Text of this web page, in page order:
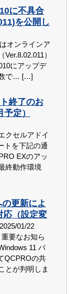
格改定のお知ら
じめ様々な原材
伴う様々な環境
はございます
売価格 […]
11 対応状況
時点）
愛顧いただき誠
ます。 現時点
」対応状況は下
況について
社より
リースされ、
。 現時点
デートでPCト
Ver.5.06.000が
ーVer.5のサポ
が入手できま
ご利用いただ
デートでQC
が入手でき
ート会員のQC
）が入
デート […]
デートでQC
が入手できま
ート会員様は
の最新版
注1)オンライン
り提案＆実機
3/18）ご来場
水)開催の「京
では、 弊社展
がとうござい
体感会 in 福井
場御礼
「作業負荷軽
、 弊社展示ブ
うございまし
リューション
来場御礼
「測定・計測
竜王」では、 弊
ありがとうご
ビデント超音
に対応しま
232C対応トラ
がエビデント
650」に
232C対応ト
RS、TXG-
機種の測定器に
ンスミッタ
器に対応しまし
音波式
610N に対応し
232C対応トラ
が英国IDS社製
対応しまし
IM3523からの
YouTubeチ
しました。
チャンネ
の無線入力」
んにするため
チャンネルに
チャンネ
のプレゼンテ
波厚さ計 38DL
力」の動画を
ルにアップし
に「エビデン
ト終了間近！
行キャンペーン
EXユーザー様
Microsoft社の
アドインソフ
のお知らせ｜
行キャンペーン
ちまして、
行キャンペー
数のお申込みを
ー様限定】QC
ャンペーンの
ご愛顧いただ
の度、2021年
きました「エ
に不具合
を公開し
オンラインア
）
にアップデ
で… […]
終了のお
定）
クセルアドイ
トを下記の通
EXのアッ
終動作環境
更新によ
応（設定変
2025/01/22
要なお知ら
11 バ
QCPROの共
とが判明しま